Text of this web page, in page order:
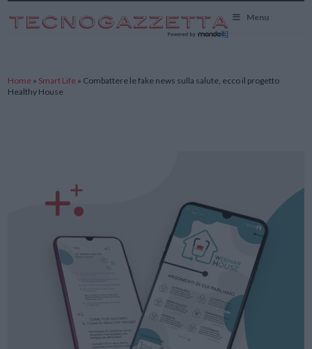
Menu
Home » Smart Life » Combattere le fake news sulla salute, ecco il progetto
Healthy House